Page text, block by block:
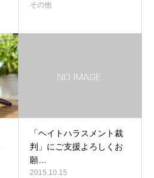
その他
「ヘイトハラスメント裁
判」にご支援よろしくお
願…
2015.10.15